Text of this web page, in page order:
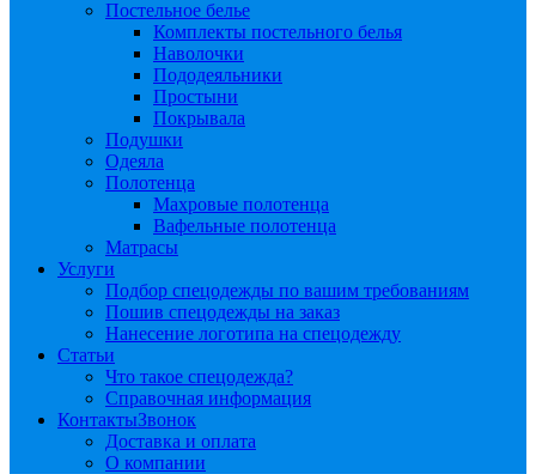
Постельное белье
Комплекты постельного белья
Наволочки
Пододеяльники
Простыни
Покрывала
Подушки
Одеяла
Полотенца
Махровые полотенца
Вафельные полотенца
Матрасы
Услуги
Подбор спецодежды по вашим требованиям
Пошив спецодежды на заказ
Нанесение логотипа на спецодежду
Статьи
Что такое спецодежда?
Справочная информация
КонтактыЗвонок
Доставка и оплата
О компании